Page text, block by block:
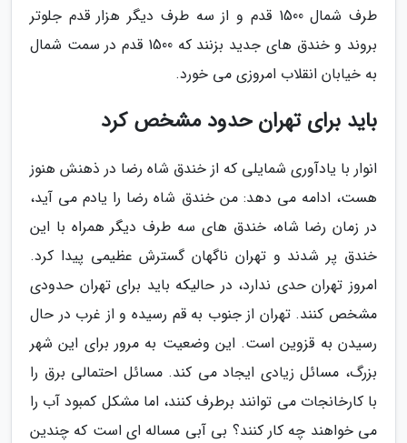
طرف شمال 1500 قدم و از سه طرف دیگر هزار قدم جلوتر
بروند و خندق های جدید بزنند که 1500 قدم در سمت شمال
به خیابان انقلاب امروزی می خورد.
باید برای تهران حدود مشخص کرد
انوار با یادآوری شمایلی که از خندق شاه رضا در ذهنش هنوز
هست، ادامه می دهد: من خندق شاه رضا را یادم می آید،
در زمان رضا شاه، خندق های سه طرف دیگر همراه با این
خندق پر شدند و تهران ناگهان گسترش عظیمی پیدا کرد.
امروز تهران حدی ندارد، در حالیکه باید برای تهران حدودی
مشخص کنند. تهران از جنوب به قم رسیده و از غرب در حال
رسیدن به قزوین است. این وضعیت به مرور برای این شهر
بزرگ، مسائل زیادی ایجاد می کند. مسائل احتمالی برق را
با کارخانجات می توانند برطرف کنند، اما مشکل کمبود آب را
می خواهند چه کار کنند؟ بی آبی مساله ای است که چندین